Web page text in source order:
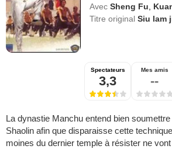
Avec Sheng Fu
Titre originalSiu lam
Spectateurs
3,3
Mes amis
--
La dynastie Manchu entend bien
Shaolin afin que disparaisse cette
moines du dernier temple à résister ne